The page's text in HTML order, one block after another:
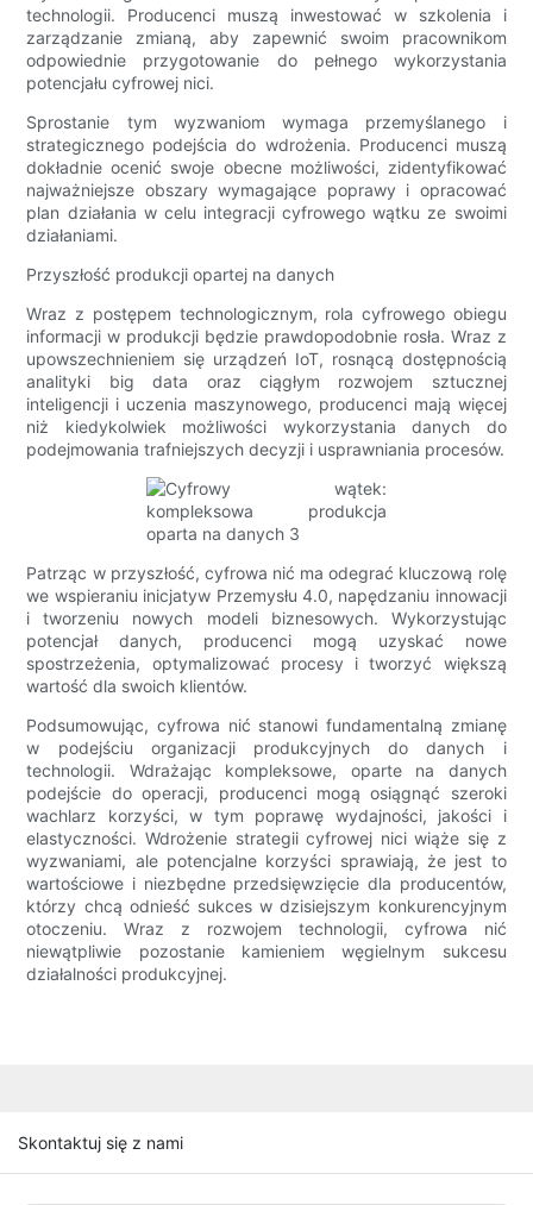
technologii. Producenci muszą inwestować w szkolenia i
zarządzanie zmianą, aby zapewnić swoim pracownikom
odpowiednie przygotowanie do pełnego wykorzystania
potencjału cyfrowej nici.
Sprostanie tym wyzwaniom wymaga przemyślanego i
strategicznego podejścia do wdrożenia. Producenci muszą
dokładnie ocenić swoje obecne możliwości, zidentyfikować
najważniejsze obszary wymagające poprawy i opracować
plan działania w celu integracji cyfrowego wątku ze swoimi
działaniami.
Przyszłość produkcji opartej na danych
Wraz z postępem technologicznym, rola cyfrowego obiegu
informacji w produkcji będzie prawdopodobnie rosła. Wraz z
upowszechnieniem się urządzeń IoT, rosnącą dostępnością
analityki big data oraz ciągłym rozwojem sztucznej
inteligencji i uczenia maszynowego, producenci mają więcej
niż kiedykolwiek możliwości wykorzystania danych do
podejmowania trafniejszych decyzji i usprawniania procesów.
Patrząc w przyszłość, cyfrowa nić ma odegrać kluczową rolę
we wspieraniu inicjatyw Przemysłu 4.0, napędzaniu innowacji
i tworzeniu nowych modeli biznesowych. Wykorzystując
potencjał danych, producenci mogą uzyskać nowe
spostrzeżenia, optymalizować procesy i tworzyć większą
wartość dla swoich klientów.
Podsumowując, cyfrowa nić stanowi fundamentalną zmianę
w podejściu organizacji produkcyjnych do danych i
technologii. Wdrażając kompleksowe, oparte na danych
podejście do operacji, producenci mogą osiągnąć szeroki
wachlarz korzyści, w tym poprawę wydajności, jakości i
elastyczności. Wdrożenie strategii cyfrowej nici wiąże się z
wyzwaniami, ale potencjalne korzyści sprawiają, że jest to
wartościowe i niezbędne przedsięwzięcie dla producentów,
którzy chcą odnieść sukces w dzisiejszym konkurencyjnym
otoczeniu. Wraz z rozwojem technologii, cyfrowa nić
niewątpliwie pozostanie kamieniem węgielnym sukcesu
działalności produkcyjnej.
Skontaktuj się z nami